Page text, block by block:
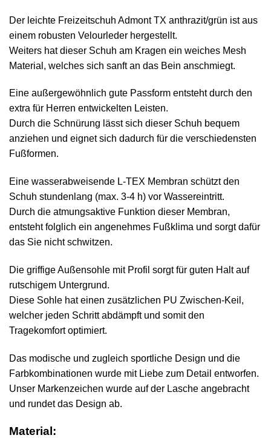
Der leichte Freizeitschuh Admont TX anthrazit/grün ist aus
einem robusten Velourleder hergestellt.
Weiters hat dieser Schuh am Kragen ein weiches Mesh
Material, welches sich sanft an das Bein anschmiegt.
Eine außergewöhnlich gute Passform entsteht durch den
extra für Herren entwickelten Leisten.
Durch die Schnürung lässt sich dieser Schuh bequem
anziehen und eignet sich dadurch für die verschiedensten
Fußformen.
Eine wasserabweisende L-TEX Membran schützt den
Schuh stundenlang (max. 3-4 h) vor Wassereintritt.
Durch die atmungsaktive Funktion dieser Membran,
entsteht folglich ein angenehmes Fußklima und sorgt dafür
das Sie nicht schwitzen.
Die griffige Außensohle mit Profil sorgt für guten Halt auf
rutschigem Untergrund.
Diese Sohle hat einen zusätzlichen PU Zwischen-Keil,
welcher jeden Schritt abdämpft und somit den
Tragekomfort optimiert.
Das modische und zugleich sportliche Design und die
Farbkombinationen wurde mit Liebe zum Detail entworfen.
Unser Markenzeichen wurde auf der Lasche angebracht
und rundet das Design ab.
Material: